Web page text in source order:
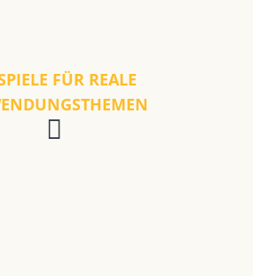
FÜR REALE